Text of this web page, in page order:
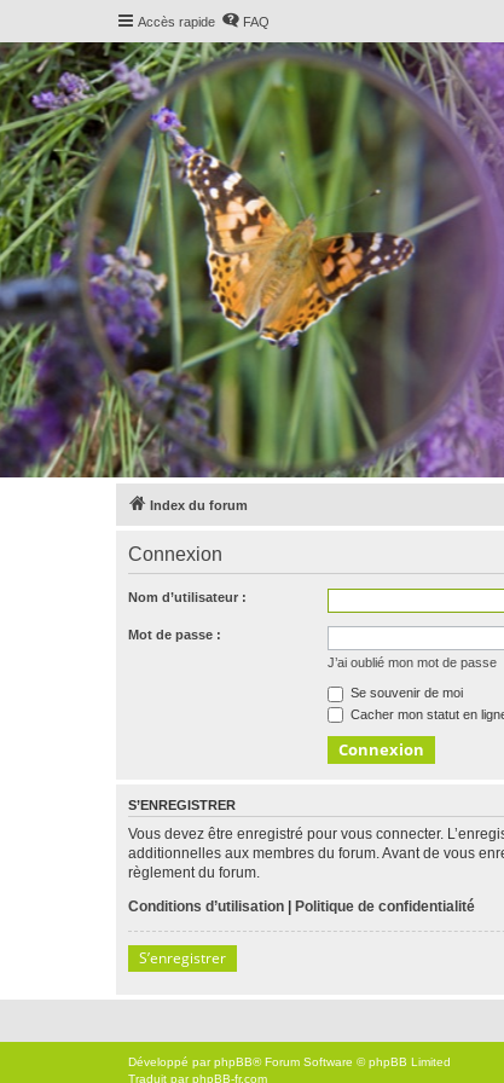
Accès rapide FAQ
Index du forum
Connexion
Nom d’utilisateur :
Mot de passe :
J’ai oublié mon mot de passe
Se souvenir de moi
Cacher mon statut en
S’ENREGISTRER
Vous devez être enregistré pour vous connecter.
additionnelles aux membres du forum. Avant de vous
règlement du forum.
Conditions d’utilisation | Politique de confidentialité
S’enregistrer
Développé parphpBB® Forum Software © phpBB Limited
Traduit parphpBB-fr.com